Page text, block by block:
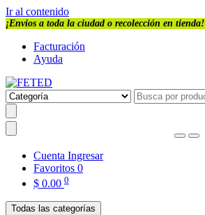
Ir al contenido
¡Envios a toda la ciudad o recolección en tienda!
Facturación
Ayuda
Cuenta Ingresar
Favoritos 0
$ 0.00 0
Todas las categorías